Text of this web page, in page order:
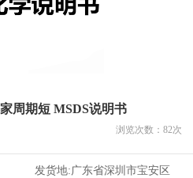
周期短 MSDS说明书
浏览次数： 82次
发货地:广东省深圳市宝安区